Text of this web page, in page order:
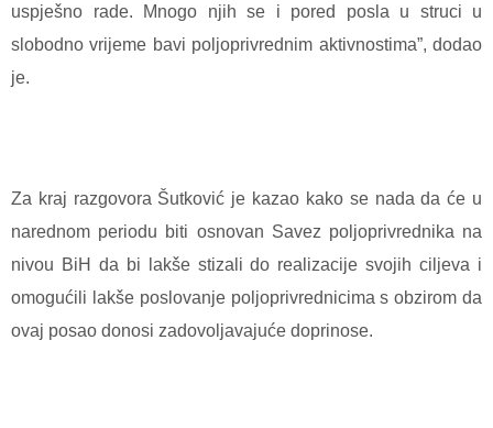
uspješno rade. Mnogo njih se i pored posla u struci u
slobodno vrijeme bavi poljoprivrednim aktivnostima”, dodao
je.
Za kraj razgovora Šutković je kazao kako se nada da će u
narednom periodu biti osnovan Savez poljoprivrednika na
nivou BiH da bi lakše stizali do realizacije svojih ciljeva i
omogućili lakše poslovanje poljoprivrednicima s obzirom da
ovaj posao donosi zadovoljavajuće doprinose.